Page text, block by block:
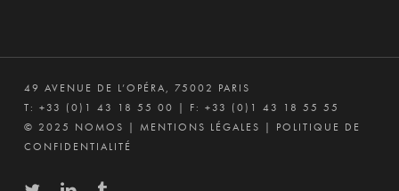
49 AVENUE DE L’OPÉRA, 75002 PARIS
T: +33 (0)1 43 18 55 00 | F: +33 (0)1 43 18 55 55
© 2025 NOMOS | MENTIONS LÉGALES | POLITIQUE DE
CONFIDENTIALITÉ
twitter linkedin tumblr